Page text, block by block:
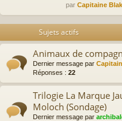
par Capitaine
Sujets actifs
Animaux de
Dernier message par
Réponses : 22
Trilogie La Marque
Moloch (Sondage)
Dernier message par